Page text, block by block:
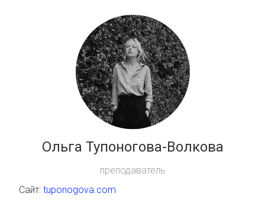
Ольга Тупоногова-Волкова
преподаватель
Сайт: tuponogova.com